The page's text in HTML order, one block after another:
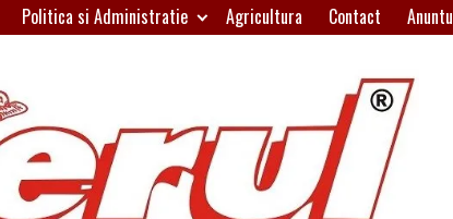
Politica si Administratie Agricultura Contact